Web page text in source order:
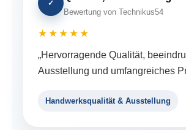
✓
Bewertung von Technikus54
★★★★★
„Hervorragende Qualität,
Ausstellung und umfangreiches
Handwerksqualität & Ausstellung